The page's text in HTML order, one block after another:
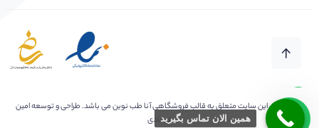
کلیه حقوق این سایت متعلق بهقالب فروشگاهی آنا طب نوینمی باشد. طراحی و توسعه امین
فرهادیهمین الان تماس بگیرید